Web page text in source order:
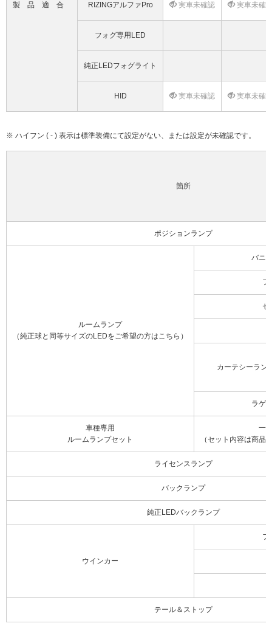
製品適合 RIZINGアルファPro 実車未確認 実車未確
フォグ専用LED
純正LEDフォグライト
HID 実車未確認 実車未確
※ ハイフン ( - ) 表示は標準装備にて設定がない、または設定が未確認です。
箇所
ポジションランプ
ルームランプ
（純正球と同等サイズのLEDをご希望の方はこちら）
バニ
フ
セ
カーテシーラン
ラゲ
車種専用
ルームランプセット
一
（セット内容は商品
ライセンスランプ
バックランプ
純正LEDバックランプ
ウインカー
フ
テール＆ストップ